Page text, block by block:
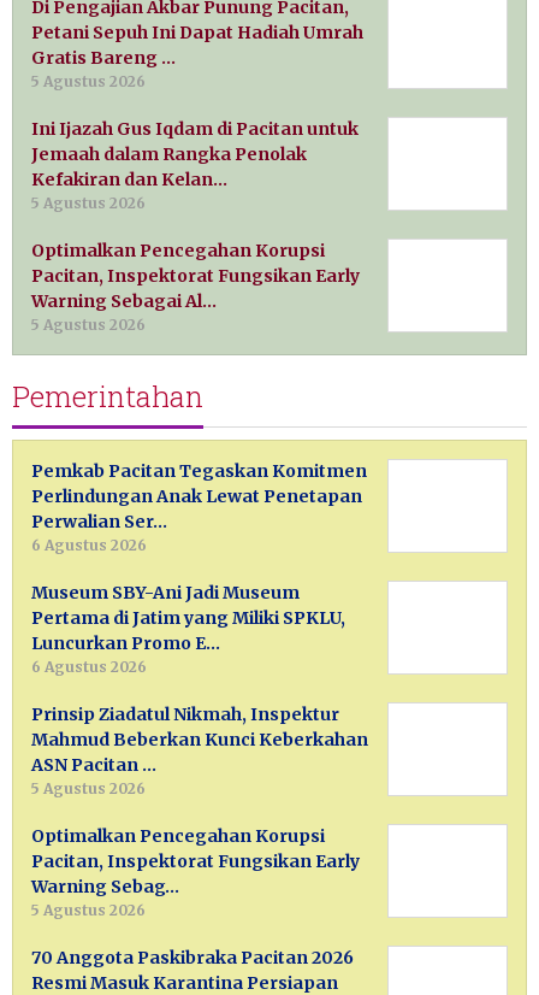
Di Pengajian Akbar Punung Pacitan,
Petani Sepuh Ini Dapat Hadiah Umrah
Gratis Bareng …
5 Agustus 2026
Ini Ijazah Gus Iqdam di Pacitan untuk
Jemaah dalam Rangka Penolak
Kefakiran dan Kelan…
5 Agustus 2026
Optimalkan Pencegahan Korupsi
Pacitan, Inspektorat Fungsikan Early
Warning Sebagai Al…
5 Agustus 2026
Pemerintahan
Pemkab Pacitan Tegaskan Komitmen
Perlindungan Anak Lewat Penetapan
Perwalian Ser…
6 Agustus 2026
Museum SBY-Ani Jadi Museum
Pertama di Jatim yang Miliki SPKLU,
Luncurkan Promo E…
6 Agustus 2026
Prinsip Ziadatul Nikmah, Inspektur
Mahmud Beberkan Kunci Keberkahan
ASN Pacitan …
5 Agustus 2026
Optimalkan Pencegahan Korupsi
Pacitan, Inspektorat Fungsikan Early
Warning Sebag…
5 Agustus 2026
70 Anggota Paskibraka Pacitan 2026
Resmi Masuk Karantina Persiapan